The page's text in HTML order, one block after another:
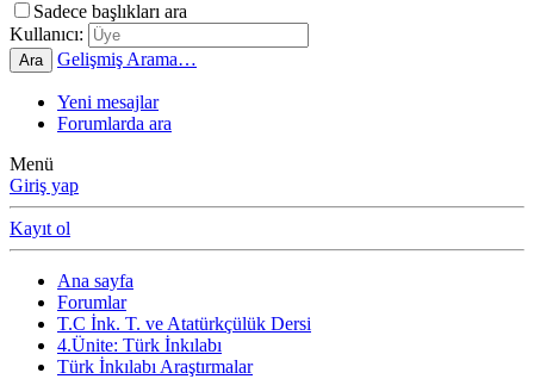
Sadece başlıkları ara
Kullanıcı:
Ara Gelişmiş Arama…
Yeni mesajlar
Forumlarda ara
Menü
Giriş yap
Kayıt ol
Ana sayfa
Forumlar
T.C İnk. T. ve Atatürkçülük Dersi
4.Ünite: Türk İnkılabı
Türk İnkılabı Araştırmalar